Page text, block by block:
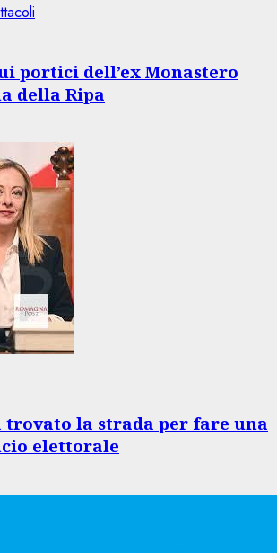
portici dell’ex Monastero
della Ripa
trovato la strada per fare una
elettorale